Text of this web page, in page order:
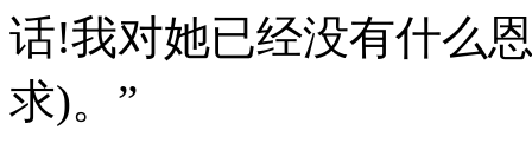
话!我对她已经没有什么
求)。”